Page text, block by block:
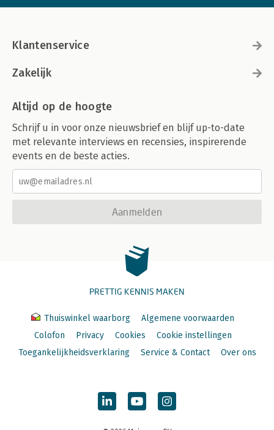
Klantenservice
Zakelijk
Altijd op de hoogte
Schrijf u in voor onze nieuwsbrief en blijf up-to-date
met relevante interviews en recensies, inspirerende
events en de beste acties.
Aanmelden
PRETTIG KENNIS MAKEN
Thuiswinkel waarborg
Algemene voorwaarden
Colofon
Privacy Cookies
Cookie instellingen
Toegankelijkheidsverklaring
Service & Contact Over ons